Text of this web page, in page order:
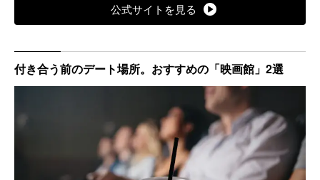
公式サイトを見る
付き合う前のデート場所。おすすめの「映画館」2選